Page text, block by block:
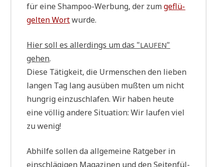
für eine Sham­poo-Wer­bung, der zumgeflü­
gel­ten Wortwurde.
Hier soll es aller­dings um das "LAUFEN"
gehen.
Die­se Tätig­keit, die Urmen­schen den lie­ben
lan­gen Tag lang aus­üben muß­ten um nicht
hung­rig ein­zu­schla­fen. Wir haben heu­te
eine völ­lig ande­re Situa­ti­on: Wir lau­fen viel
zu wenig!
Abhil­fe sol­len da all­ge­mei­ne Rat­ge­ber in
ein­schlä­gi­gen Maga­zi­nen und den Sei­ten­fül­